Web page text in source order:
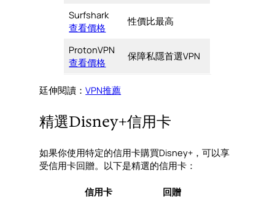
Surfshark
查看價格
性價比最高
ProtonVPN
查看價格
保障私隱首選VPN
廷伸閱讀：VPN推薦
精選Disney+信用卡
如果你使用特定的信用卡購買Disney+，可以享
受信用卡回贈。以下是精選的信用卡：
信用卡
回贈